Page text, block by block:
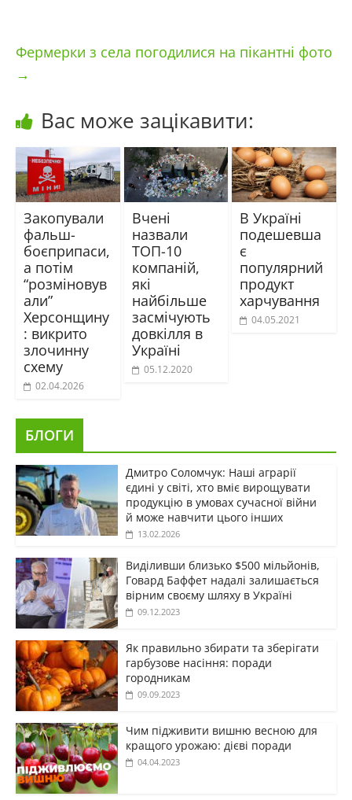
Фермерки з села погодилися на пікантні фото
→
Вас може зацікавити:
Закопували
фальш-
боєприпаси,
а потім
“розміновув
али”
Херсонщину
: викрито
злочинну
схему
02.04.2026
Вчені
назвали
ТОП-10
компаній,
які
найбільше
засмічують
довкілля в
Україні
05.12.2020
В Україні
подешевша
є
популярний
продукт
харчування
04.05.2021
БЛОГИ
Дмитро Соломчук: Наші аграрії
єдині у світі, хто вміє вирощувати
продукцію в умовах сучасної війни
й може навчити цього інших
13.02.2026
Виділивши близько $500 мільйонів,
Говард Баффет надалі залишається
вірним своєму шляху в Україні
09.12.2023
Як правильно збирати та зберігати
гарбузове насіння: поради
городникам
09.09.2023
Чим підживити вишню весною для
кращого урожаю: дієві поради
04.04.2023